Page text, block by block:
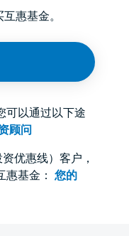
惠基金。
可以通过以下途
顾问
优惠线）客户，
基金： 您的